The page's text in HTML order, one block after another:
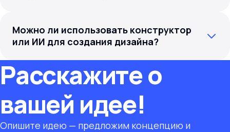
Можно ли использовать конструктор
или ИИ для создания дизайна?
Расскажите о
вашей идее!
Опишите идею — предложим концепцию и